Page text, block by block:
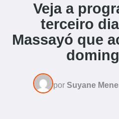
Veja a
terceiro
Massayó que
por Suyane